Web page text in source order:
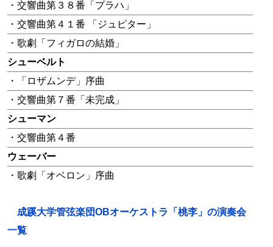
・交響曲第３８番「プラハ」
・交響曲第４１番 「ジュピター」
・歌劇「フィガロの結婚」
シューベルト
・「ロザムンデ」序曲
・交響曲第７番「未完成」
シューマン
・交響曲第４番
ウェーバー
・歌劇「オベロン」序曲
成蹊大学管弦楽団OBオーケストラ「桃李」の演奏会
一覧